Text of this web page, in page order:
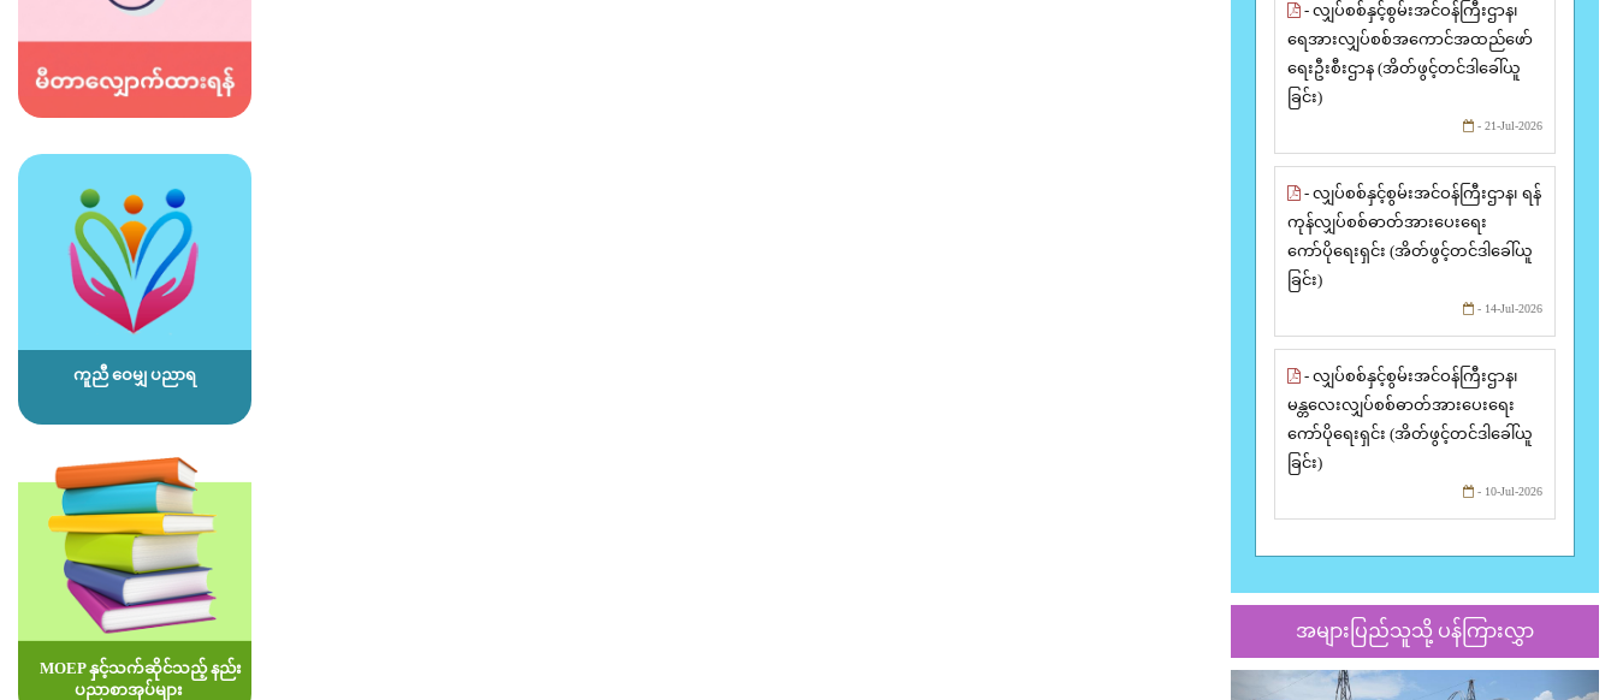
ကူညီ ဝေမျှ ပညာရ
MOEP နှင့်သက်ဆိုင်သည့် နည်း
ပညာစာအုပ်များ
- လျှပ်စစ်နှင့်စွမ်းအင်ဝန်ကြီးဌာန၊
ရေအားလျှပ်စစ်အကောင်အထည်ဖော်
ရေးဦးစီးဌာန (အိတ်ဖွင့်တင်ဒါခေါ်ယူ
ခြင်း)
- 21-Jul-2026
- လျှပ်စစ်နှင့်စွမ်းအင်ဝန်ကြီးဌာန၊ ရန်
ကုန်လျှပ်စစ်ဓာတ်အားပေးရေး
ကော်ပိုရေးရှင်း (အိတ်ဖွင့်တင်ဒါခေါ်ယူ
ခြင်း)
- 14-Jul-2026
- လျှပ်စစ်နှင့်စွမ်းအင်ဝန်ကြီးဌာန၊
မန္တလေးလျှပ်စစ်ဓာတ်အားပေးရေး
ကော်ပိုရေးရှင်း (အိတ်ဖွင့်တင်ဒါခေါ်ယူ
ခြင်း)
- 10-Jul-2026
အများပြည်သူသို့ ပန်ကြားလွှာ
Previous Next